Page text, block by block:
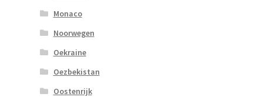
Monaco
Noorwegen
Oekraine
Oezbekistan
Oostenrijk